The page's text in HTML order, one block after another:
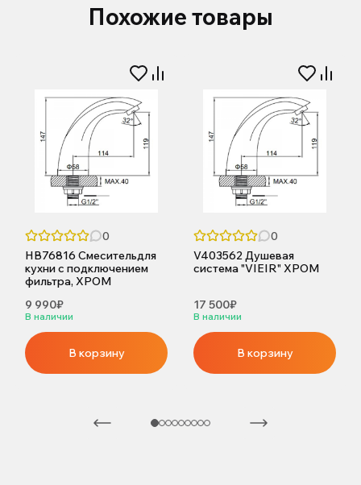
Похожие товары
0
HB76816 Смесительдля
кухни с подключением
фильтра, ХРОМ
9 990₽
В наличии
В корзину
0
V403562 Душевая
система "VIEIR" ХРОМ
17 500₽
В наличии
В корзину